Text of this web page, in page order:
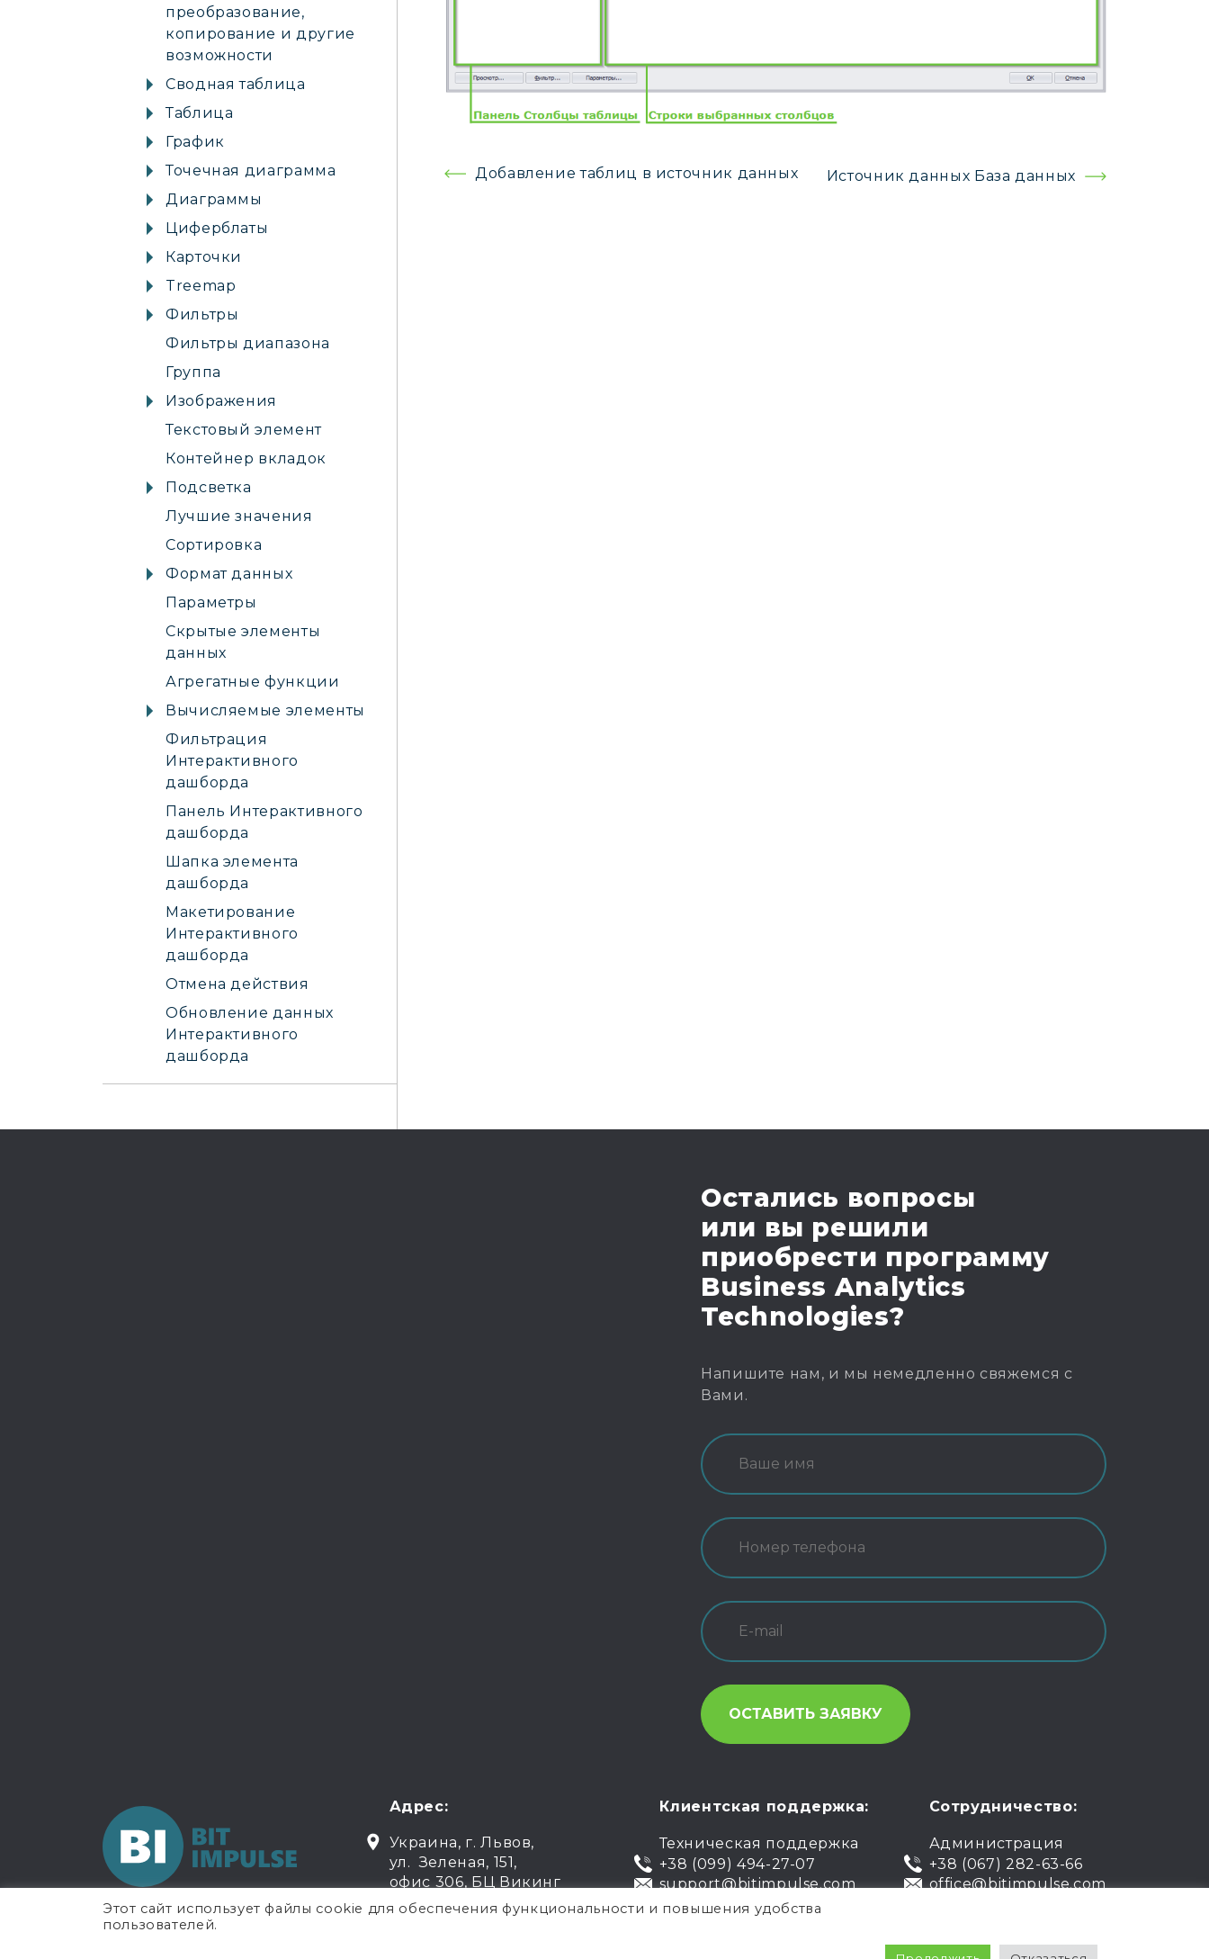
Навигация
Добавление таблиц в источник данных Источник данных База данных
преобразование,
копирование и другие
возможности
Сводная таблица
Таблица
График
Точечная диаграмма
Диаграммы
Циферблаты
Карточки
Treemap
Фильтры
Фильтры диапазона
Группа
Изображения
Текстовый элемент
Контейнер вкладок
Подсветка
Лучшие значения
Сортировка
Формат данных
Параметры
Скрытые элементы
данных
Агрегатные функции
Вычисляемые элементы
Фильтрация
Интерактивного
дашборда
Панель Интерактивного
дашборда
Шапка элемента
дашборда
Макетирование
Интерактивного
дашборда
Отмена действия
Обновление данных
Интерактивного
дашборда
Остались вопросы
или вы решили
приобрести программу
Business Analytics
Technologies?
Напишите нам, и мы немедленно свяжемся с
Вами.
Адрес:
Украина, г. Львов,
ул. Зеленая, 151,
офис 306, БЦ Викинг
Клиентская поддержка:
Техническая поддержка
+38 (099) 494-27-07
support@bitimpulse.com
Сотрудничество:
Администрация
+38 (067) 282-63-66
office@bitimpulse.com
Публичная оферта Гарантия
Этот сайт использует файлы cookie для обеспечения функциональности и повышения удобства
пользователей.